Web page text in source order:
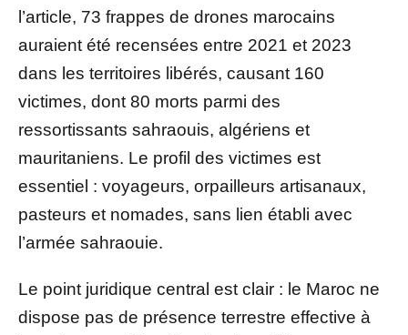
l’article, 73 frappes de drones marocains
auraient été recensées entre 2021 et 2023
dans les territoires libérés, causant 160
victimes, dont 80 morts parmi des
ressortissants sahraouis, algériens et
mauritaniens. Le profil des victimes est
essentiel : voyageurs, orpailleurs artisanaux,
pasteurs et nomades, sans lien établi avec
l’armée sahraouie.
Le point juridique central est clair : le Maroc ne
dispose pas de présence terrestre effective à